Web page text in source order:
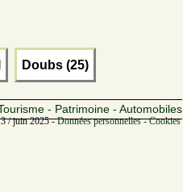
Doubs (25)
- Patrimoine - Automobiles
/ juin 2025 -Données personnelles -